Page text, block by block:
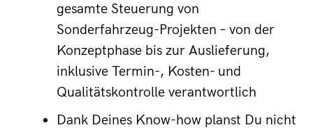
gesamte Steuerung von
Sonderfahrzeug-Projekten – von der
Konzeptphase bis zur Auslieferung,
inklusive Termin-, Kosten- und
Qualitätskontrolle verantwortlich
Dank Deines Know-how planst Du nicht